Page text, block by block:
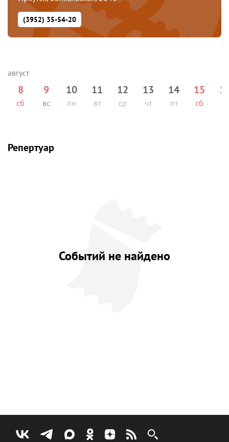
(3952) 35-54-20
8
сб
9
вс
10
пн
11
вт
12
ср
13
чт
14
пт
15
сб
Репертуар
Событий не найдено